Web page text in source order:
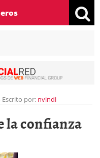
Escrito por: nvindi
la confianza